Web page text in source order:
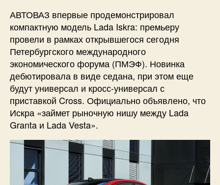
АВТОВАЗ впервые продемонстрировал
компактную модель Lada Iskra: премьеру
провели в рамках открывшегося сегодня
Петербургского международного
экономического форума (ПМЭФ). Новинка
дебютировала в виде седана, при этом еще
будут универсал и кросс-универсал с
приставкой Cross. Официально объявлено, что
Искра «займет рыночную нишу между Lada
Granta и Lada Vesta».